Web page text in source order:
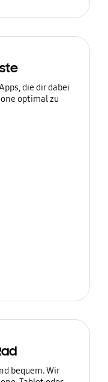
die dir dabei
optimal zu
bequem. Wir